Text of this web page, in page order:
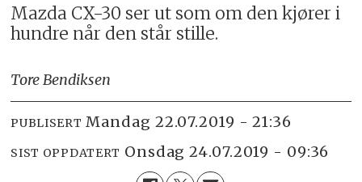
Mazda CX-30 ser ut som om den kjører i
hundre når den står stille.
Tore Bendiksen
PUBLISERT mandag 22.07.2019 - 21:36
SIST OPPDATERT onsdag 24.07.2019 - 09:36